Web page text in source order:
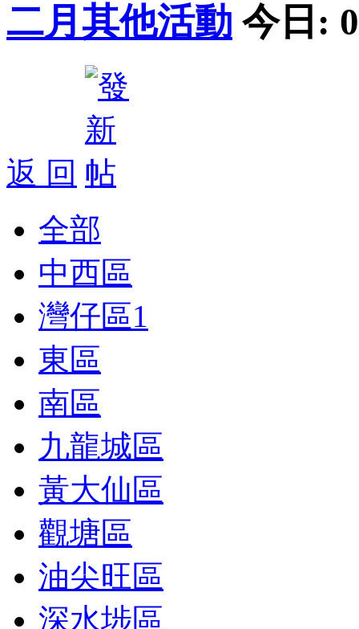
二月其他活動 今日: 0
返 回
全部
中西區
灣仔區1
東區
南區
九龍城區
黃大仙區
觀塘區
油尖旺區
深水埗區